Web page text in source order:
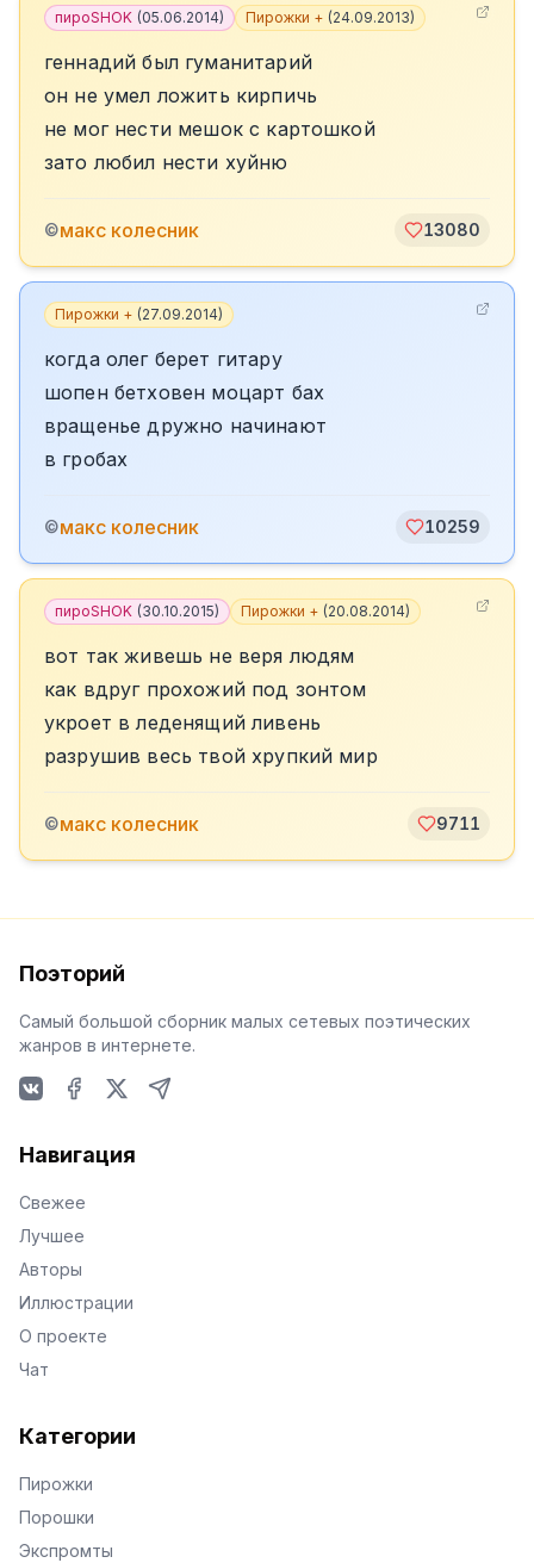
пироSHOK (05.06.2014) Пирожки + (24.09.2013)
геннадий был гуманитарий
он не умел ложить кирпичь
не мог нести мешок с картошкой
зато любил нести хуйню
©макс колесник 13080
Пирожки + (27.09.2014)
когда олег берет гитару
шопен бетховен моцарт бах
вращенье дружно начинают
в гробах
©макс колесник 10259
пироSHOK (30.10.2015) Пирожки + (20.08.2014)
вот так живешь не веря людям
как вдруг прохожий под зонтом
укроет в леденящий ливень
разрушив весь твой хрупкий мир
©макс колесник 9711
Поэторий
Самый большой сборник малых сетевых поэтических
жанров в интернете.
Навигация
Свежее
Лучшее
Авторы
Иллюстрации
О проекте
Чат
Категории
Пирожки
Порошки
Экспромты